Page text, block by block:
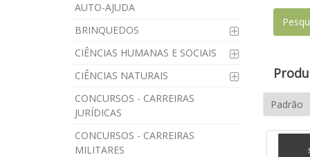
AUTO-AJUDA
BRINQUEDOS
CIÊNCIAS HUMANAS E SOCIAIS
CIÊNCIAS NATURAIS
CONCURSOS - CARREIRAS
JURÍDICAS
CONCURSOS - CARREIRAS
MILITARES